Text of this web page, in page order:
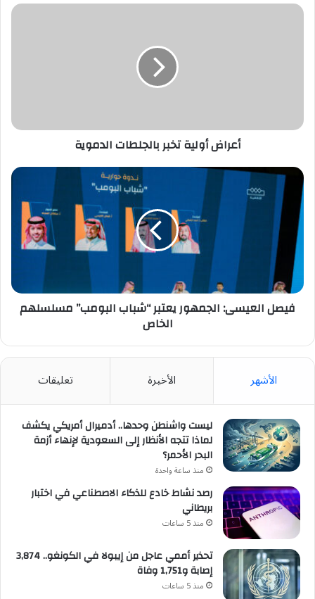
أعراض
أعراض أولية تخبر بالجلطات الدموية
فيصل
العيسى:
الجمهور
يعتبر
“شباب
البومب”
مسلسلهم
الخاص
فيصل العيسى: الجمهور يعتبر “شباب البومب” مسلسلهم
الخاص
الأشهر الأخيرة تعليقات
ليست واشنطن وحدها.. أدميرال أمريكي يكشف
لماذا تتجه الأنظار إلى السعودية لإنهاء أزمة
البحر الأحمر؟
منذ ساعة واحدة
رصد نشاط خادع للذكاء الاصطناعي في اختبار
بريطاني
منذ 5 ساعات
تحذير أممي عاجل من إيبولا في الكونغو.. 3,874
إصابة و1,751 وفاة
منذ 5 ساعات